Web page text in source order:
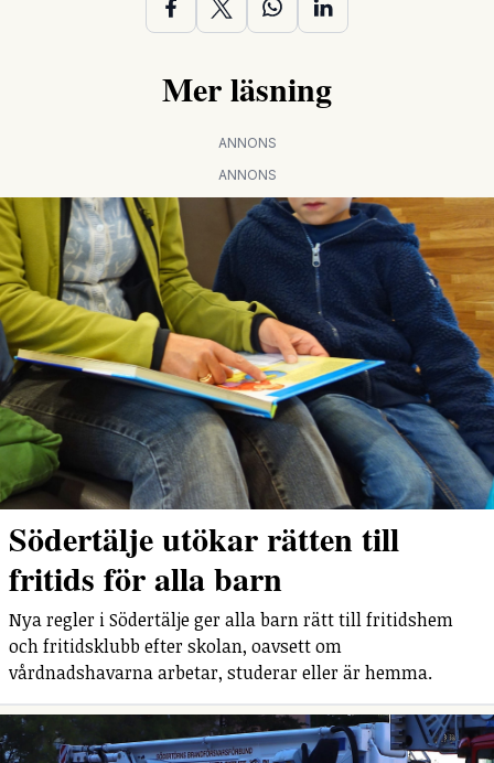
Mer läsning
ANNONS
ANNONS
Södertälje utökar rätten till
fritids för alla barn
Nya regler i Södertälje ger alla barn rätt till fritidshem
och fritidsklubb efter skolan, oavsett om
vårdnadshavarna arbetar, studerar eller är hemma.